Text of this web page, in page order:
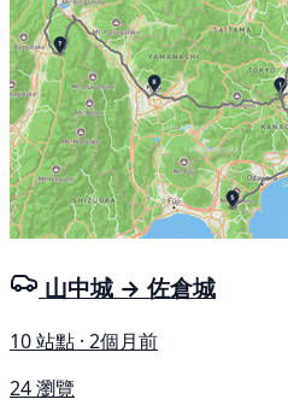
山中城 → 佐倉城
10 站點 · 2個月前
24 瀏覽